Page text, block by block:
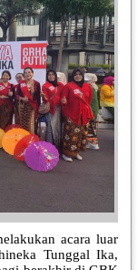
acara luar
Tunggal Ika,